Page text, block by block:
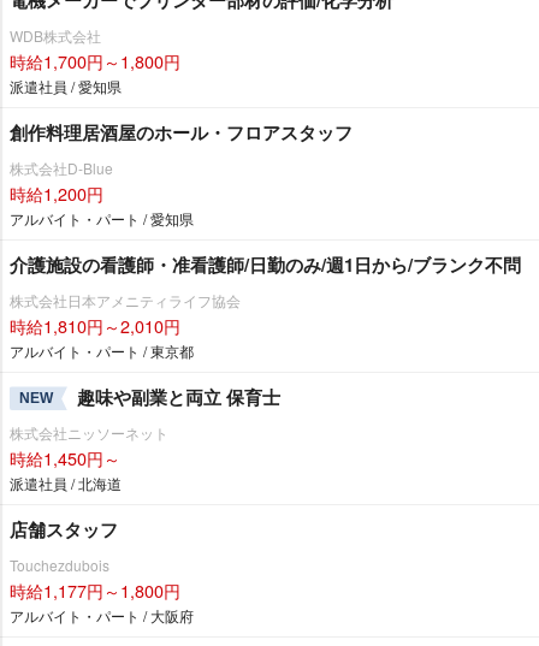
WDB株式会社
時給1,700円～1,800円
派遣社員 / 愛知県
創作料理居酒屋のホール・フロアスタッフ
株式会社D-Blue
時給1,200円
アルバイト・パート / 愛知県
介護施設の看護師・准看護師/日勤のみ/週1日から/ブランク不問
株式会社日本アメニティライフ協会
時給1,810円～2,010円
アルバイト・パート / 東京都
NEW 趣味や副業と両立 保育士
株式会社ニッソーネット
時給1,450円～
派遣社員 / 北海道
店舗スタッフ
Touchezdubois
時給1,177円～1,800円
アルバイト・パート / 大阪府